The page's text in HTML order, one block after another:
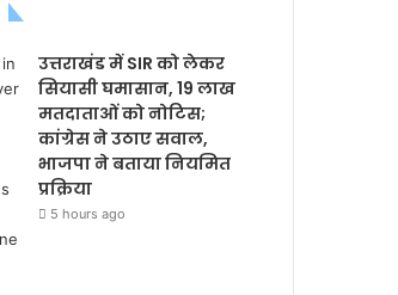
उत्तराखंड में SIR को लेकर
सियासी घमासान, 19 लाख
मतदाताओं को नोटिस;
कांग्रेस ने उठाए सवाल,
भाजपा ने बताया नियमित
प्रक्रिया
5 hours ago